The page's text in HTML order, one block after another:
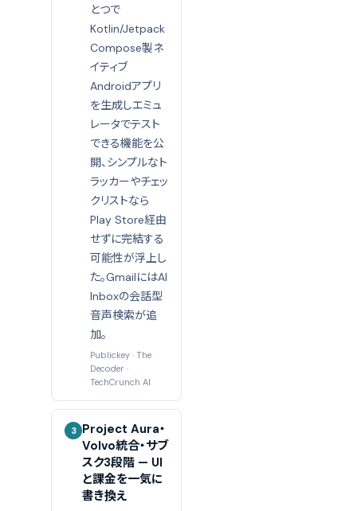
とつで
Kotlin/Jetpack
Compose製ネ
イティブ
Androidアプリ
を生成しエミュ
レータでテスト
できる機能を公
開、シンプルなト
ラッカーやチェッ
クリストなら
Play Store経由
せずに完結する
可能性が浮上し
た。GmailにはAI
Inboxの会話型
音声検索が追
加。
Publickey · The
Decoder ·
TechCrunch AI
3
Project Aura・
Volvo統合・サブ
スク3段階 — UI
と課金を一気に
書き換え